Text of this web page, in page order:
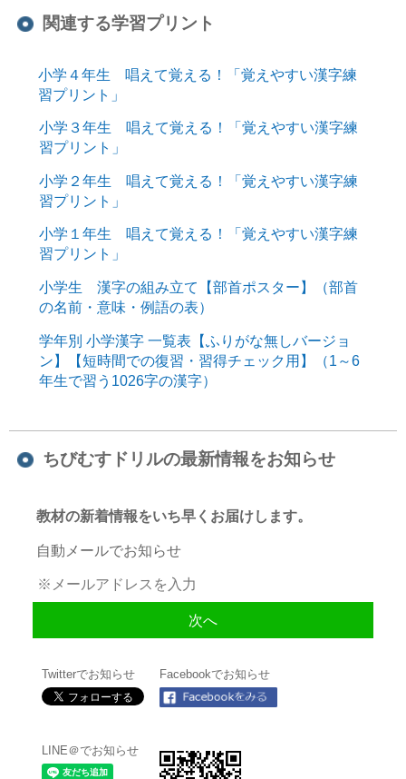
関連する学習プリント
小学４年生 唱えて覚える！「覚えやすい漢字練
習プリント」
小学３年生 唱えて覚える！「覚えやすい漢字練
習プリント」
小学２年生 唱えて覚える！「覚えやすい漢字練
習プリント」
小学１年生 唱えて覚える！「覚えやすい漢字練
習プリント」
小学生 漢字の組み立て【部首ポスター】（部首
の名前・意味・例語の表）
学年別 小学漢字 一覧表【ふりがな無しバージョ
ン】【短時間での復習・習得チェック用】（1～6
年生で習う1026字の漢字）
ちびむすドリルの最新情報をお知らせ
教材の新着情報をいち早くお届けします。
自動メールでお知らせ
Twitterでお知らせ Facebookでお知らせ
LINE＠でお知らせ